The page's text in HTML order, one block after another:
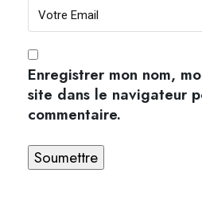
Enregistrer mon nom,
site dans le navigateur
commentaire.